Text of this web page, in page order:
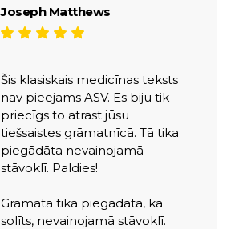
Joseph Matthews
Šis klasiskais medicīnas teksts
nav pieejams ASV. Es biju tik
priecīgs to atrast jūsu
tiešsaistes grāmatnīcā. Tā tika
piegādāta nevainojamā
stāvoklī. Paldies!
Grāmata tika piegādāta, kā
solīts, nevainojamā stāvoklī.